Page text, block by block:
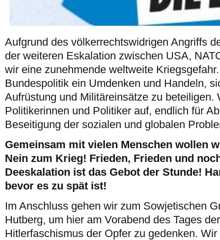
Aufgrund des völkerrechtswidrigen Angriffs
der weiteren Eskalation zwischen USA,
wir eine zunehmende weltweite
Bundespolitik ein Umdenken und Handeln,
Aufrüstung und Militäreinsätze zu beteiligen.
Politikerinnen und Politiker auf, endlich für
Beseitigung der sozialen und globalen
Gemeinsam mit vielen Menschen wollen
Nein zum Krieg! Frieden, Frieden und
Deeskalation ist das Gebot der Stunde!
bevor es zu spät ist!
Im Anschluss gehen wir zum Sowjetischen
Hutberg, um hier am Vorabend des Tages
Hitlerfaschismus der Opfer zu gedenken.